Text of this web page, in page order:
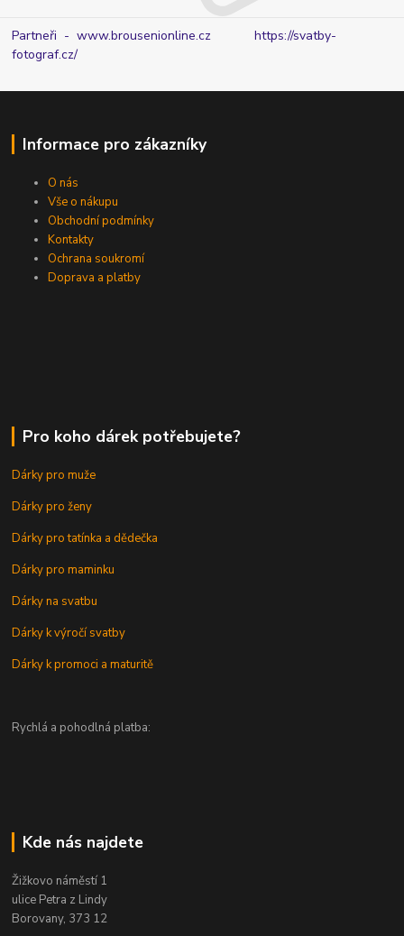
Partneři - www.brousenionline.czhttps://svatby-
fotograf.cz/
Informace pro zákazníky
O nás
Vše o nákupu
Obchodní podmínky
Kontakty
Ochrana soukromí
Doprava a platby
Pro koho dárek potřebujete?
Dárky pro muže
Dárky pro ženy
Dárky pro tatínka a dědečka
Dárky pro maminku
Dárky na svatbu
Dárky k výročí svatby
Dárky k promoci a maturitě
Rychlá a pohodlná platba:
Kde nás najdete
Žižkovo náměstí 1
ulice Petra z Lindy
Borovany, 373 12